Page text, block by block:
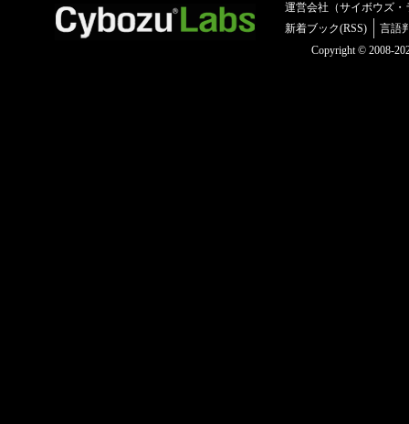
運営会社（サイボウズ・
新着ブック(RSS)
言語
Copyright © 2008-